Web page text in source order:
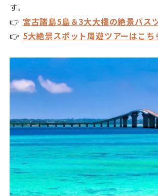
す。
👉 宮古諸島5島＆3大大橋の絶景バス
👉 5大絶景スポット周遊ツアーはこち